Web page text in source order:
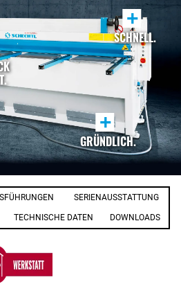
+
SCHNELL.
+
GRÜNDLICH.
SERIENAUSSTATTUNG
TECHNISCHE DATEN DOWNLOADS